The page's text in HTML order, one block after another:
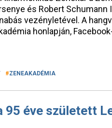
és Robert Schumann
vezényletével. A
honlapján,
ZENEAKADÉMIA
95 éve született